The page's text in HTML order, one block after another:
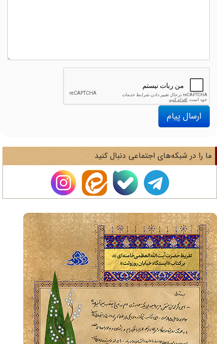
ارسال پیام
را در شبکه‌های اجتماعی دنبال کنید